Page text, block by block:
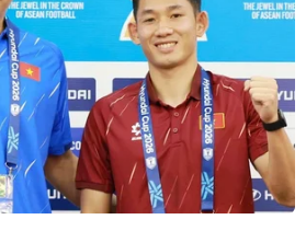
quyết định bất hợp pháp
thúc đẩy Chính phủ Israel
đóng, đẩy nhanh các
và tiếp tục khẳng định việc vi
gọi quyết định của Mỹ là
tế, do đó chính quyền